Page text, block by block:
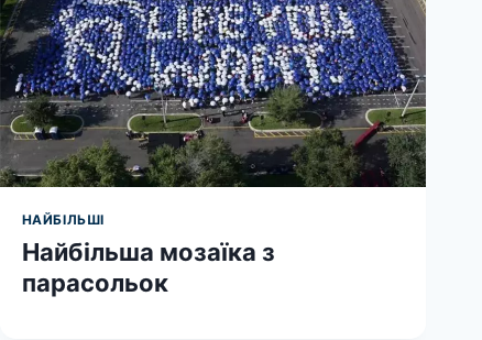
НАЙБІЛЬШІ
Найбільша мозаїка з
парасольок